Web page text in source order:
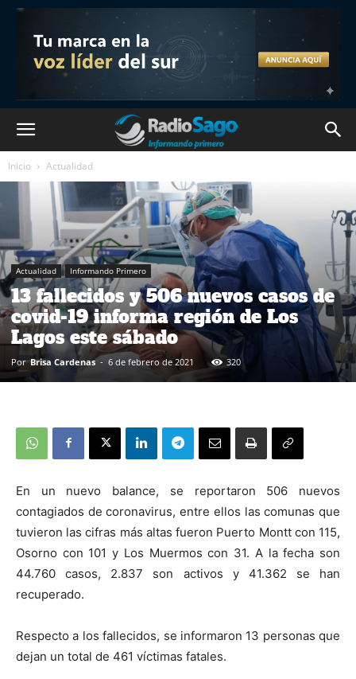
Inicio Actualidad
Actualidad Informando Primero
13 fallecidos y 506 nuevos casos de
covid-19 informa región de Los
Lagos este sábado
Por Brisa Cardenas - 6 de febrero de 2021 320
En un nuevo balance, se reportaron 506 nuevos
contagiados de coronavirus, entre ellos las comunas que
tuvieron las cifras más altas fueron Puerto Montt con 115,
Osorno con 101 y Los Muermos con 31. A la fecha son
44.760 casos, 2.837 son activos y 41.362 se han
recuperado.
Respecto a los fallecidos, se informaron 13 personas que
dejan un total de 461 víctimas fatales.